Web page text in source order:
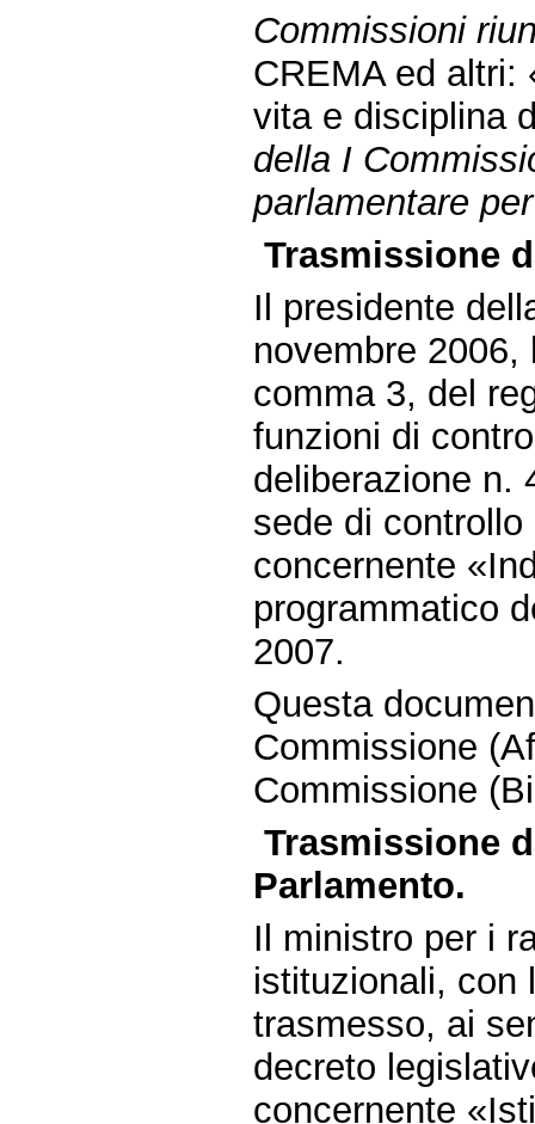
Commissioni
CREMA ed altri:
vita e disciplina
della I
parlamentare
Trasmissione
Il presidente
novembre
comma 3, del
funzioni di
deliberazione n.
sede di
concernente
programmatico
2007.
Questa
Commissione
Commissione
Trasmissione
Parlamento.
Il ministro per i
istituzionali, con
trasmesso, ai
decreto
concernente